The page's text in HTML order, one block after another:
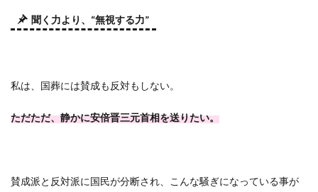
聞く力より、 “無視する力”
私は、国葬には賛成も反対もしない。
ただただ、静かに安倍晋三元首相を送りたい。
賛成派と反対派に国民が分断され、こんな騒ぎになっている事が